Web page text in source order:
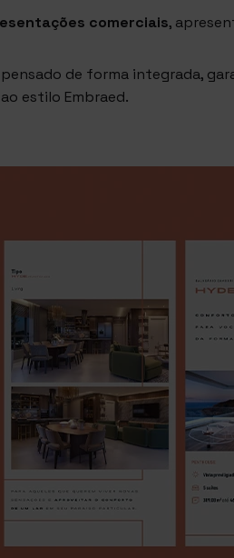
comerciais,
de forma integrada,
estilo Embraed.